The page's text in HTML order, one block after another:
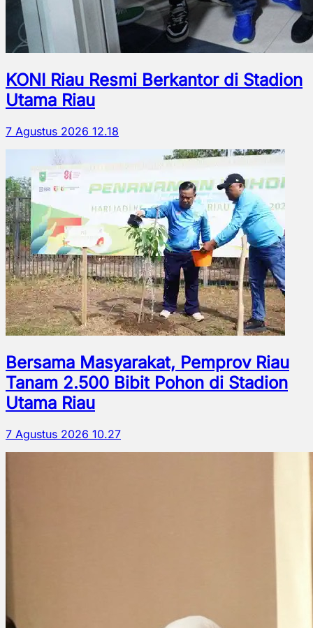
KONI Riau Resmi Berkantor di Stadion
Utama Riau
7 Agustus 2026 12.18
Bersama Masyarakat, Pemprov Riau
Tanam 2.500 Bibit Pohon di Stadion
Utama Riau
7 Agustus 2026 10.27